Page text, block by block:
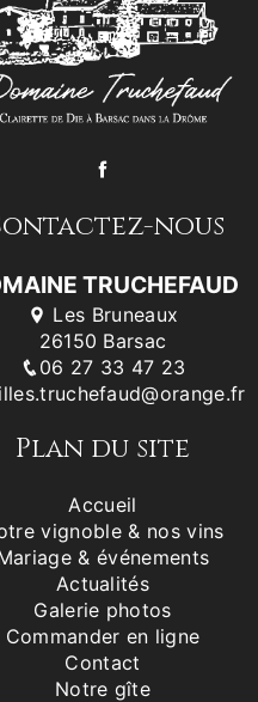
nous
TRUCHEFAUD
Les Bruneaux
26150 Barsac
06 27 33 47 23
Plan du site
Accueil
vignoble & nos vins
& événements
Actualités
Galerie photos
Commander en ligne
Contact
Notre gîte